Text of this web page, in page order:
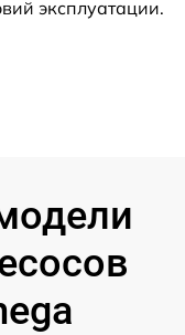
эксплуатации.